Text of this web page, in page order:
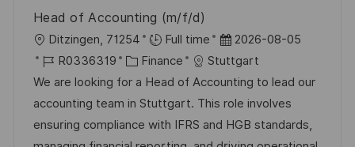
h
u
n
g
r
ö
f
f
e
e
Head of Accounting (m/f/d)
O
r
t
Ditzingen, 71254 Full time
D
a
t
u
m
2026-08-05
J
o
b
-
R0336319
K
a
t
e
Finance
Stuttgart
We are looking for a Head of Accounting to lead our
accounting team in Stuttgart. This role involves
ensuring compliance with IFRS and HGB standards,